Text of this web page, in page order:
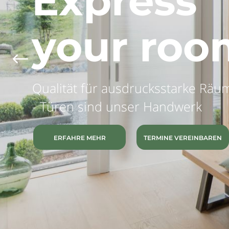
your
Qualität für ausdrucksstarke
- Türen sind unser Handwerk
TERMINE VEREINBAREN
ERFAHRE MEHR